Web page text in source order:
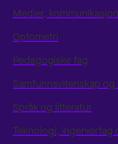
Medier,
Optometri
Pedagogiske fag
Samfunnsvitenskap
Språk og litteratur
Teknologi, ingeniørfag